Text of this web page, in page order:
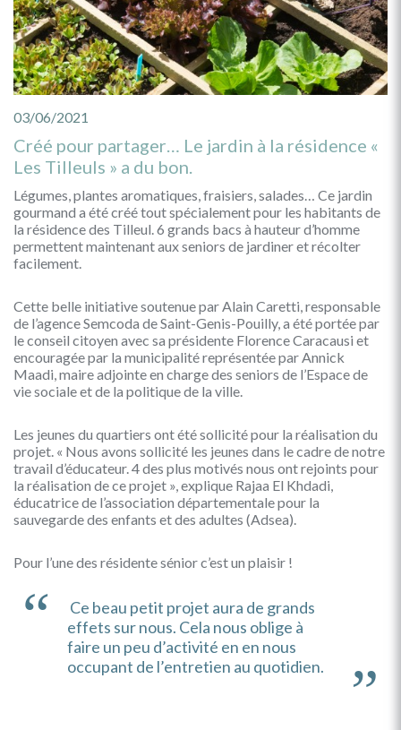
03/06/2021
Créé pour partager… Le jardin à la résidence «
Les Tilleuls » a du bon.
Légumes, plantes aromatiques, fraisiers, salades… Ce jardin
gourmand a été créé tout spécialement pour les habitants de
la résidence des Tilleul. 6 grands bacs à hauteur d’homme
permettent maintenant aux seniors de jardiner et récolter
facilement.
Cette belle initiative soutenue par Alain Caretti, responsable
de l’agence Semcoda de Saint-Genis-Pouilly, a été portée par
le conseil citoyen avec sa présidente Florence Caracausi et
encouragée par la municipalité représentée par Annick
Maadi, maire adjointe en charge des seniors de l’Espace de
vie sociale et de la politique de la ville.
Les jeunes du quartiers ont été sollicité pour la réalisation du
projet. « Nous avons sollicité les jeunes dans le cadre de notre
travail d’éducateur. 4 des plus motivés nous ont rejoints pour
la réalisation de ce projet », explique Rajaa El Khdadi,
éducatrice de l’association départementale pour la
sauvegarde des enfants et des adultes (Adsea).
Pour l’une des résidente sénior c’est un plaisir !
Ce beau petit projet aura de grands
effets sur nous. Cela nous oblige à
faire un peu d’activité en en nous
occupant de l’entretien au quotidien.